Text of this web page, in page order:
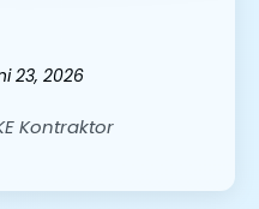
23, 2026
Kontraktor